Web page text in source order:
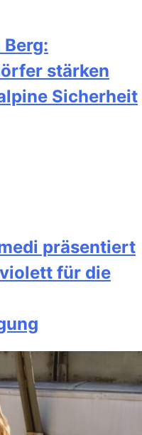
stärken
Sicherheit
präsentiert
für die